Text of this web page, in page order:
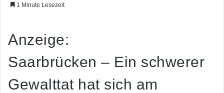
1 Minute Lesezeit
Anzeige:
Saarbrücken – Ein schwerer
Gewalttat hat sich am